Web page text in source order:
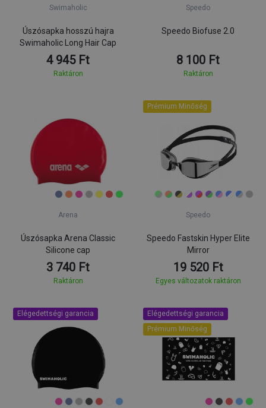
Swimaholic
Úszósapka hosszú hajra
Swimaholic Long Hair Cap
4 945 Ft
Raktáron
Speedo
Speedo Biofuse 2.0
8 100 Ft
Raktáron
Arena
Úszósapka Arena Classic
Silicone cap
3 740 Ft
Raktáron
Prémium Minőség
Speedo
Speedo Fastskin Hyper Elite
Mirror
19 520 Ft
Egyes változatok raktáron
Elégedettségi garancia
Elégedettségi garancia
Prémium Minőség